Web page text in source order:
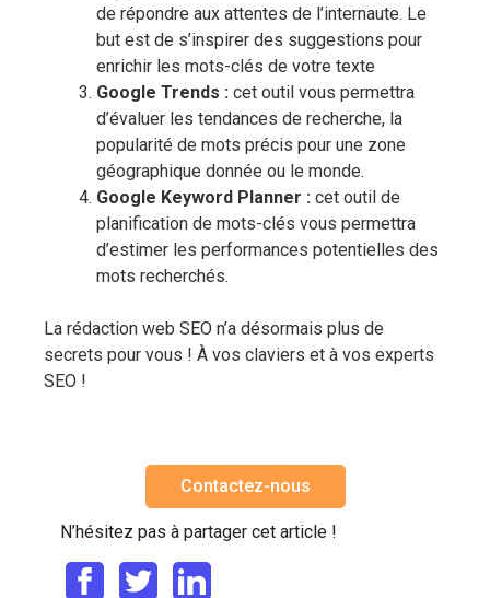
de répondre aux attentes de l’internaute. Le
but est de s’inspirer des suggestions pour
enrichir les mots-clés de votre texte
Google Trends : cet outil vous permettra
d’évaluer les tendances de recherche, la
popularité de mots précis pour une zone
géographique donnée ou le monde.
Google Keyword Planner : cet outil de
planification de mots-clés vous permettra
d’estimer les performances potentielles des
mots recherchés.
La rédaction web SEO n’a désormais plus de
secrets pour vous ! À vos claviers et à vos experts
SEO !
Contactez-nous
N’hésitez pas à partager cet article !